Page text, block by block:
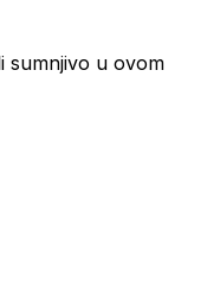
sumnjivo u ovom